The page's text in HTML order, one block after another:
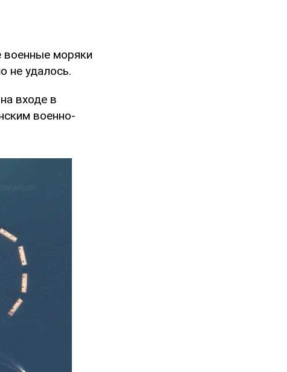
военные моряки
не удалось.
входе в
военно-